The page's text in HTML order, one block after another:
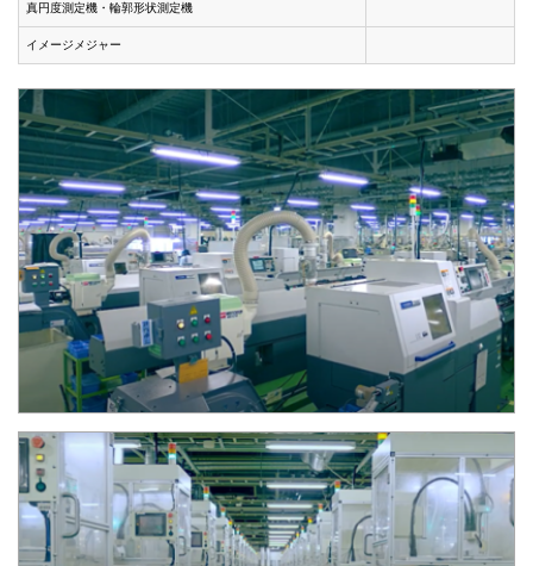
真円度測定機・輪郭形状測定機
イメージメジャー